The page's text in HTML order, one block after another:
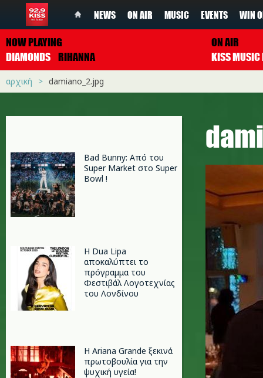
NEWS ON AIR MUSIC EVENTS WIN
NOW PLAYING
DIAMONDS RIHANNA
ON AIR
αρχική damiano_2.jpg
Bad Bunny: Από του
Super Market στο Super
Bowl !
Η Dua Lipa
αποκαλύπτει το
πρόγραμμα του
Φεστιβάλ Λογοτεχνίας
του Λονδίνου
Η Ariana Grande ξεκινά
πρωτοβουλία για την
ψυχική υγεία!